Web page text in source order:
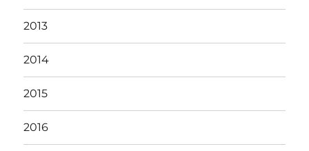
2013
2014
2015
2016